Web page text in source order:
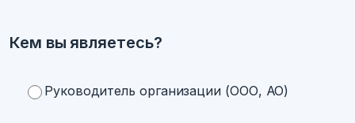
Кем вы являетесь?
Руководитель организации (ООО, АО)